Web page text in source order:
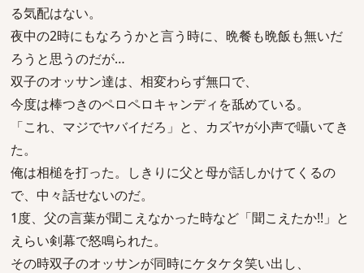
る気配はない。
夜中の2時にもなろうかと言う時に、晩餐も晩飯も無いだ
ろうと思うのだが…
双子のオッサン達は、相変わらず無口で、
今度は棒つきのペロペロキャンディを舐めている。
「これ、マジでヤバイだろ」と、カズヤが小声で囁いてき
た。
俺は相槌を打った。しきりに父と母が話しかけてくるの
で、中々話せないのだ。
1度、父の言葉が聞こえなかった時など「聞こえたか!!」と
えらい剣幕で怒鳴られた。
その時双子のオッサンが同時にケタケタ笑い出し、